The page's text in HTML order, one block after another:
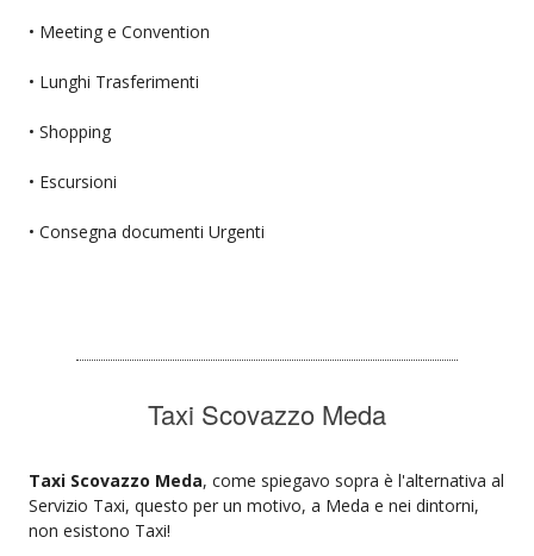
• Meeting e Convention
• Lunghi Trasferimenti
• Shopping
• Escursioni
• Consegna documenti Urgenti
Taxi Scovazzo Meda
Taxi Scovazzo Meda, come spiegavo sopra è l'alternativa al
Servizio Taxi, questo per un motivo, a Meda e nei dintorni,
non esistono Taxi!